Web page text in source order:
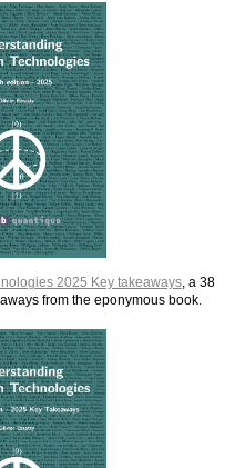
2025 Key takeaways, a 38
from the eponymous book.